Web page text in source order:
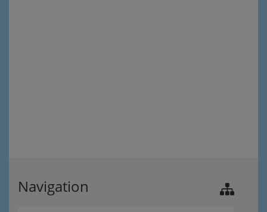
Navigation